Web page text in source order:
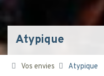
Atypique
Vos envies Atypique